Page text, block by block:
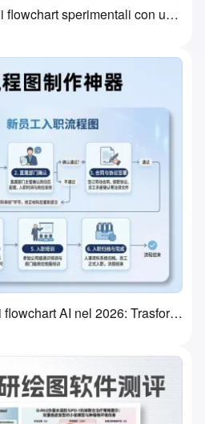
PicDoc: Generazione di flowchart sperimentali con un clic—the ultimate tool for preparing lab classes
I 7 migliori generatori di flowchart AI nel 2026: Trasforma le idee in flowchart in pochi minuti